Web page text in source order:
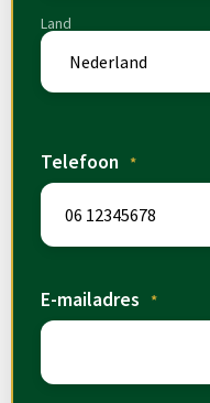
Land
Telefoon *
E-mailadres *